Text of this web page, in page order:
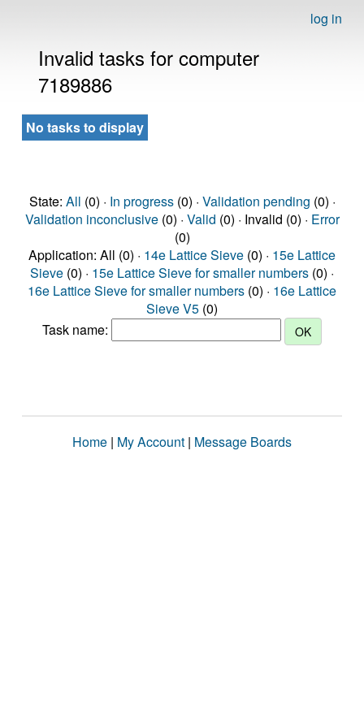
log in
Invalid tasks for computer
7189886
No tasks to display
State: All (0) · In progress(0) · Validation pending (0) ·
Validation inconclusive(0) · Valid (0) · Invalid (0) · Error
(0)
Application: All (0) · 14e Lattice Sieve (0) · 15e Lattice
Sieve (0) · 15e Lattice Sieve for smaller numbers (0) ·
16e Lattice Sieve for smaller numbers (0) · 16e Lattice
Sieve V5 (0)
Task name:
Home | My Account | Message Boards